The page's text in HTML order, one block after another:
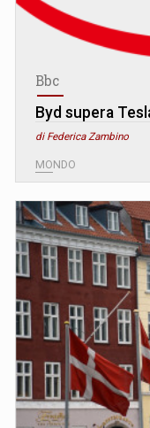
Bbc
Byd supera
di Federica Zambino
MONDO